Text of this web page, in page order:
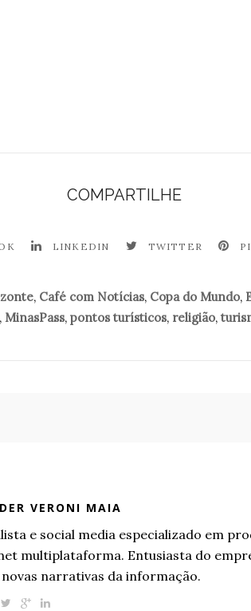
COMPARTILHE
LINKEDIN TWITTER
, Café com Notícias, Copa do Mundo,
MinasPass, pontos turísticos, religião,
VERONI MAIA
e social media especializado em
multiplataforma. Entusiasta do
novas narrativas da informação.